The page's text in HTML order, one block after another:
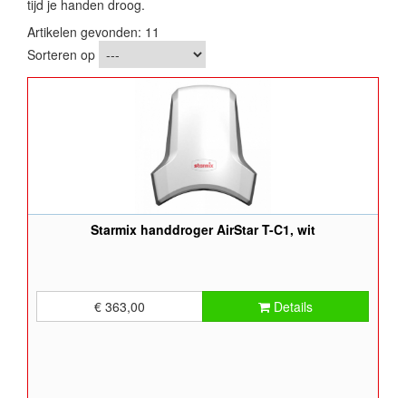
tijd je handen droog.
Artikelen gevonden: 11
Sorteren op
Starmix handdroger AirStar T-C1, wit
€ 363,00 Details